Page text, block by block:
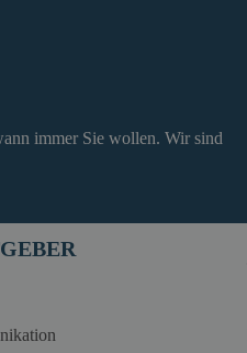
immer Sie wollen. Wir sind